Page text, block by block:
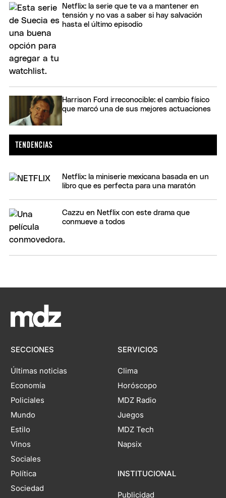
Netflix: la serie que te va a mantener en
tensión y no vas a saber si hay salvación
hasta el último episodio
Harrison Ford irreconocible: el cambio físico
que marcó una de sus mejores actuaciones
Netflix: la miniserie mexicana basada en un
libro que es perfecta para una maratón
Cazzu en Netflix con este drama que
conmueve a todos
SECCIONES
Últimas noticias
Economía
Policiales
Mundo
Estilo
Vinos
Sociales
Política
Sociedad
SERVICIOS
Clima
Horóscopo
MDZ Radio
Juegos
MDZ Tech
Napsix
INSTITUCIONAL
Publicidad